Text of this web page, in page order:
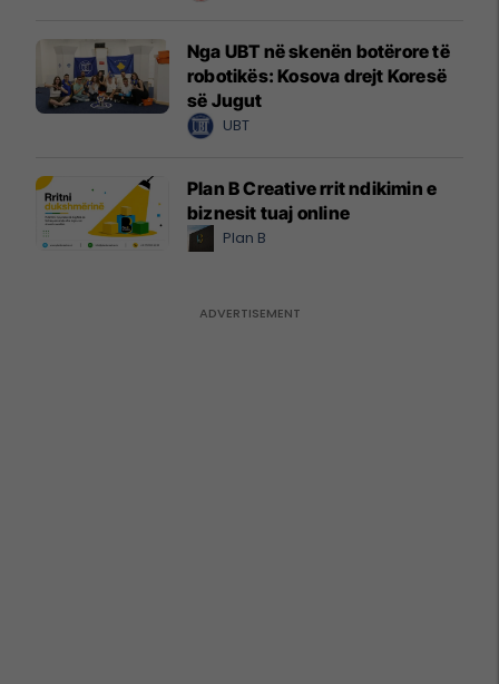
Nga UBT në skenën botërore të
robotikës: Kosova drejt Koresë
së Jugut
UBT
Plan B Creative rrit ndikimin e
biznesit tuaj online
Plan B